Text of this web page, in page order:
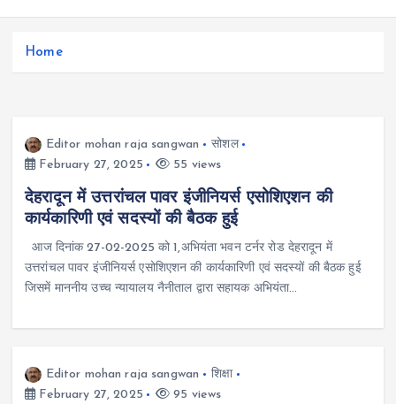
Home
Editor mohan raja sangwan
सोशल
February 27, 2025
55 views
देहरादून में उत्तरांचल पावर इंजीनियर्स एसोशिएशन की
कार्यकारिणी एवं सदस्यों की बैठक हुई
आज दिनांक 27-02-2025 को 1,अभियंता भवन टर्नर रोड देहरादून में
उत्तरांचल पावर इंजीनियर्स एसोशिएशन की कार्यकारिणी एवं सदस्यों की बैठक हुई
जिसमें माननीय उच्च न्यायालय नैनीताल द्वारा सहायक अभियंता…
Editor mohan raja sangwan
शिक्षा
February 27, 2025
95 views